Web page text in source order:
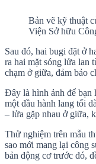
Bản vẽ kỹ thuật
Viện Sở hữu
Sau đó, hai bugi đặt ở
ra hai mặt sóng lửa lan
chạm ở giữa, đảm bảo
Đây là hình ảnh để
một đầu hành lang tối
– lửa gặp nhau ở giữa,
Thử nghiệm trên mẫu
sao mới mang lại công
bản động cơ trước đó,